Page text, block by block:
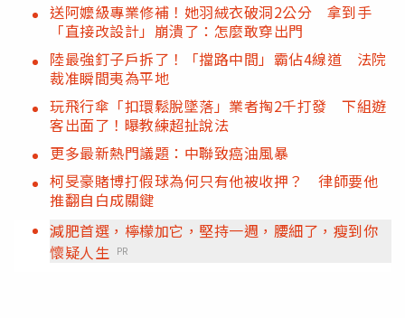
送阿嬤級專業修補！她羽絨衣破洞2公分 拿到手
「直接改設計」崩潰了：怎麼敢穿出門
陸最強釘子戶拆了！「擋路中間」霸佔4線道 法院
裁准瞬間夷為平地
玩飛行傘「扣環鬆脫墜落」業者掏2千打發 下組遊
客出面了！曝教練超扯說法
更多最新熱門議題：中聯致癌油風暴
柯旻豪賭博打假球為何只有他被收押？ 律師要他
推翻自白成關鍵
減肥首選，檸檬加它，堅持一週，腰細了，瘦到你
懷疑人生 PR